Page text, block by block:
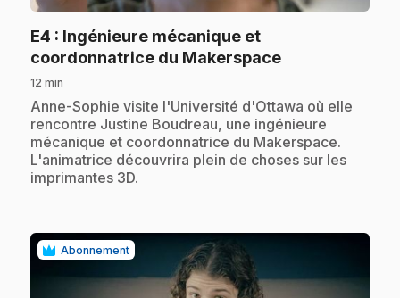
E4 : Ingénieure mécanique et
coordonnatrice du Makerspace.
12 min
.Anne-Sophie visite l'Université d'Ottawa où elle
rencontre Justine Boudreau, une ingénieure
mécanique et coordonnatrice du Makerspace.
L'animatrice découvrira plein de choses sur les
imprimantes 3D.
Abonnement